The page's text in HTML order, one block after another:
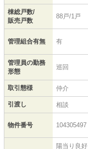
棟総戸数/
販売戸数
88戸/1戸
管理組合有無 有
管理員の勤務
形態
巡回
取引態様 仲介
引渡し 相談
物件番号 104305497
陽当り良好